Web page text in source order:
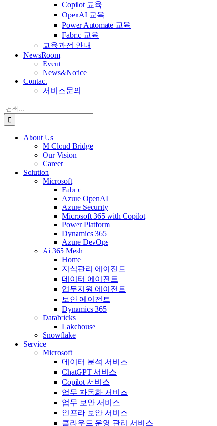
Copilot 교육
OpenAI 교육
Power Automate 교육
Fabric 교육
교육과정 안내
NewsRoom
Event
News&Notice
Contact
서비스문의
검
색:
About Us
M Cloud Bridge
Our Vision
Career
Solution
Microsoft
Fabric
Azure OpenAI
Azure Security
Microsoft 365 with Copilot
Power Platform
Dynamics 365
Azure DevOps
Ai 365 Mesh
Home
지식관리 에이전트
데이터 에이전트
업무지원 에이전트
보안 에이전트
Dynamics 365
Databricks
Lakehouse
Snowflake
Service
Microsoft
데이터 분석 서비스
ChatGPT 서비스
Copilot 서비스
업무 자동화 서비스
업무 보안 서비스
인프라 보안 서비스
클라우드 운영 관리 서비스